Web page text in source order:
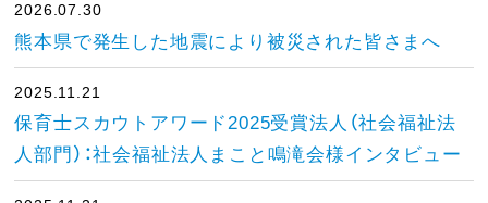
2026.07.30
熊本県で発生した地震により被災された皆さまへ
2025.11.21
保育士スカウトアワード2025受賞法人（社会福祉法
人部門）：社会福祉法人まこと鳴滝会様インタビュー